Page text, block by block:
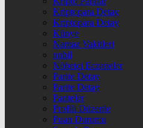
Kriptopara Detay
Kriptopara Detay
Künye
Namaz Vakitleri
nnbil
Nöbetçi Eczaneler
Parite Detay
Parite Detay
Pariteler
Profili Düzenle
Puan Durumu